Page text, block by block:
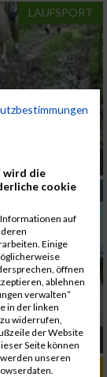
LAUFSPORT
URLAUB
TIPPS & TRENDS
wird die
cookie
auf
Einige
öffnen
ablehnen
verwalten“
in der linken
widerrufen,
der Website
Seite können
unseren